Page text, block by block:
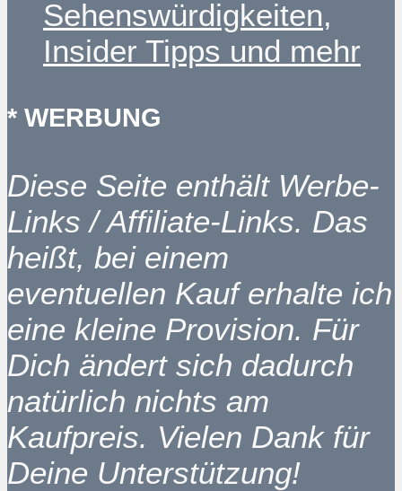
Sehenswürdigkeiten,
Insider Tipps und mehr
* WERBUNG
Diese Seite enthält Werbe-
Links / Affiliate-Links. Das
heißt, bei einem
eventuellen Kauf erhalte ich
eine kleine Provision. Für
Dich ändert sich dadurch
natürlich nichts am
Kaufpreis. Vielen Dank für
Deine Unterstützung!